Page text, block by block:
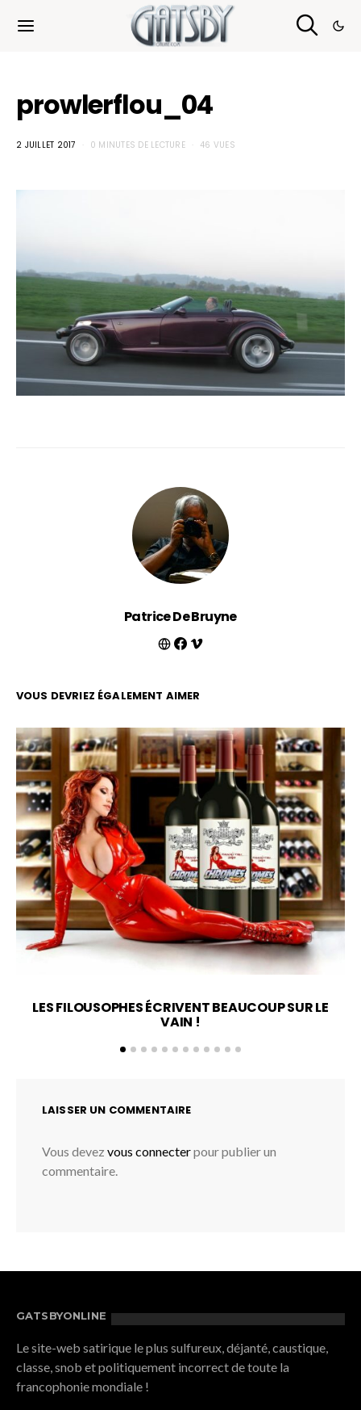
prowlerflou_04
2 JUILLET 2017 0 MINUTES DE LECTURE 46 VUES
Patrice De Bruyne
VOUS DEVRIEZ ÉGALEMENT AIMER
LES FILOUSOPHES ÉCRIVENT BEAUCOUP SUR LE
VAIN !
LAISSER UN COMMENTAIRE
Vous devez vous connecterpour publier un
commentaire.
GATSBYONLINE
Le site-web satirique le plus sulfureux, déjanté, caustique,
classe, snob et politiquement incorrect de toute la
francophonie mondiale !
Cookies management panel